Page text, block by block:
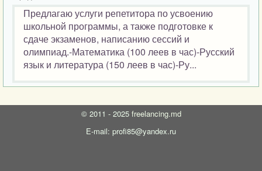
Предлагаю услуги репетитора по усвоению
школьной программы, а также подготовке к
сдаче экзаменов, написанию сессий и
олимпиад.-Математика (100 леев в час)-Русский
язык и литература (150 леев в час)-Ру...
© 2011 - 2025 freelancing.md
E-mail: profi85@yandex.ru